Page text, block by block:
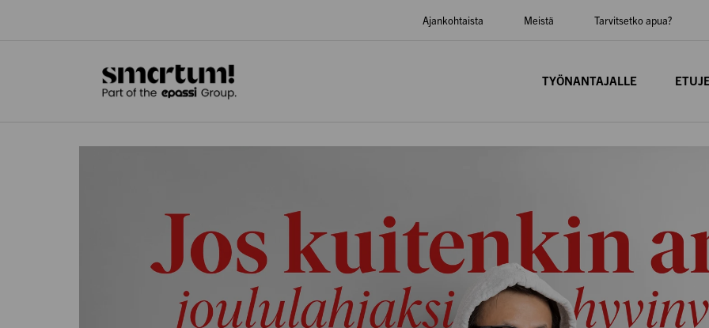
Ajankohtaista Meistä Tarvitsetko apua?
TYÖNANTAJALLE